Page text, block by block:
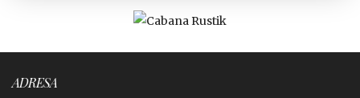
ADRESA